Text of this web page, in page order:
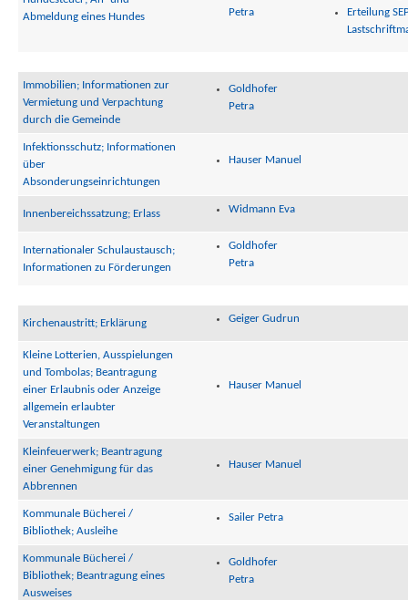
Abmeldung eines Hundes
Petra
Erteilung
Immobilien; Informationen zur
Vermietung und Verpachtung
durch die Gemeinde
Goldhofer
Petra
Infektionsschutz; Informationen
über
Absonderungseinrichtungen
Hauser Manuel
Innenbereichssatzung; Erlass Widmann Eva
Internationaler Schulaustausch;
Informationen zu Förderungen
Goldhofer
Petra
Kirchenaustritt; Erklärung Geiger Gudrun
Kleine Lotterien, Ausspielungen
und Tombolas; Beantragung
einer Erlaubnis oder Anzeige
allgemein erlaubter
Veranstaltungen
Hauser Manuel
Kleinfeuerwerk; Beantragung
einer Genehmigung für das
Abbrennen
Hauser Manuel
Kommunale Bücherei /
Bibliothek; Ausleihe
Sailer Petra
Kommunale Bücherei /
Bibliothek; Beantragung eines
Ausweises
Goldhofer
Petra